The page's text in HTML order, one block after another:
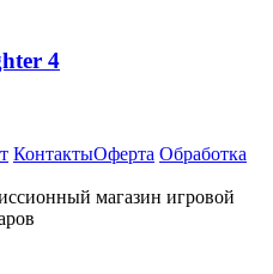
4
КонтактыОферта Обработка
магазин игровой